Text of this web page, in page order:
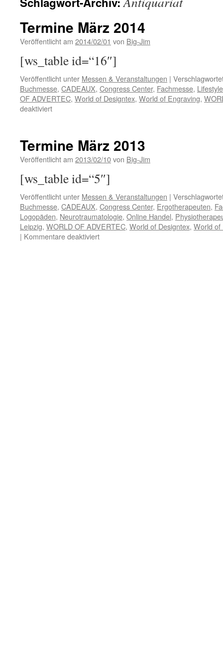
Termine März 2014
Veröffentlicht am 2014/02/01 von Big-Jim
[ws_table id=“16″]
Veröffentlicht unter Messen & Veranstaltungen |
Buchmesse, CADEAUX, Congress Center, Fachmesse,
OF ADVERTEC, World of Designtex, World of Engraving,
deaktiviertfür
Termine März 2013
Veröffentlicht am 2013/02/10von Big-Jim
[ws_table id=“5″]
Veröffentlicht unter Messen & Veranstaltungen |
Buchmesse, CADEAUX, Congress Center, Ergotherapeuten,
Logopäden, Neurotraumatologie, Online Handel,
Leipzig, WORLD OF ADVERTEC, World of Designtex, World of
| Kommentare deaktiviertfür